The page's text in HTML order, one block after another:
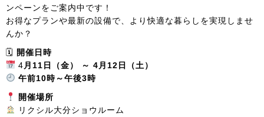
ンペーンをご案内中です！
お得なプランや最新の設備で、より快適な暮らしを実現しませ
んか？
🗓 開催日時
4 月11日（金） ～ 4月12日（土）
午前10時～午後3時
開催場所
リクシル大分ショウルーム